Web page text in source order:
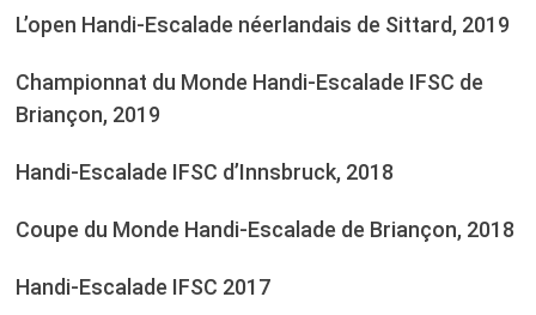
L’open Handi-Escalade néerlandais de Sittard, 2019
Championnat du Monde Handi-Escalade IFSC de
Briançon, 2019
Handi-Escalade IFSC d’Innsbruck, 2018
Coupe du Monde Handi-Escalade de Briançon, 2018
Handi-Escalade IFSC 2017